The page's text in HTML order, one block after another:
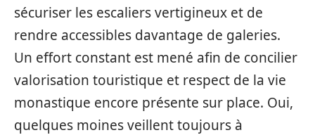
sécuriser les escaliers vertigineux et de
rendre accessibles davantage de galeries.
Un effort constant est mené afin de concilier
valorisation touristique et respect de la vie
monastique encore présente sur place. Oui,
quelques moines veillent toujours à